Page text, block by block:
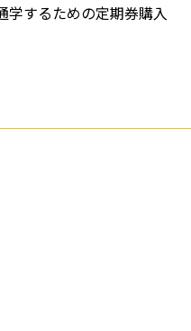
学するための定期券購入